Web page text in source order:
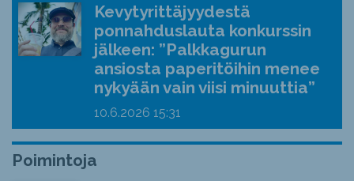
Kevytyrittäjyydestä
ponnahduslauta konkurssin
jälkeen: ”Palkkagurun
ansiosta paperitöihin menee
nykyään vain viisi minuuttia”
10.6.2026 15:31
Poimintoja